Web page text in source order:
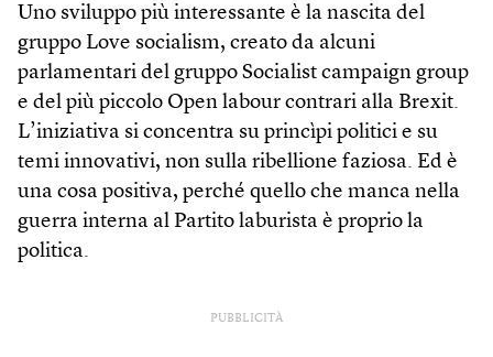
Uno sviluppo più interessante è la nascita del
gruppo Love socialism, creato da alcuni
parlamentari del gruppo Socialist campaign group
e del più piccolo Open labour contrari alla Brexit.
L’iniziativa si concentra su princìpi politici e su
temi innovativi, non sulla ribellione faziosa. Ed è
una cosa positiva, perché quello che manca nella
guerra interna al Partito laburista è proprio la
politica.
PUBBLICITÀ